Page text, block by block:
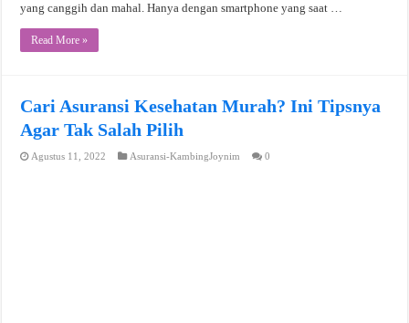
yang canggih dan mahal. Hanya dengan smartphone yang saat …
Read More »
Cari Asuransi Kesehatan Murah? Ini Tipsnya
Agar Tak Salah Pilih
Agustus 11, 2022 Asuransi-KambingJoynim 0